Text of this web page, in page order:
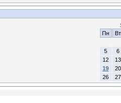
Пн
Вт
5
6
12
13
19
20
26
27